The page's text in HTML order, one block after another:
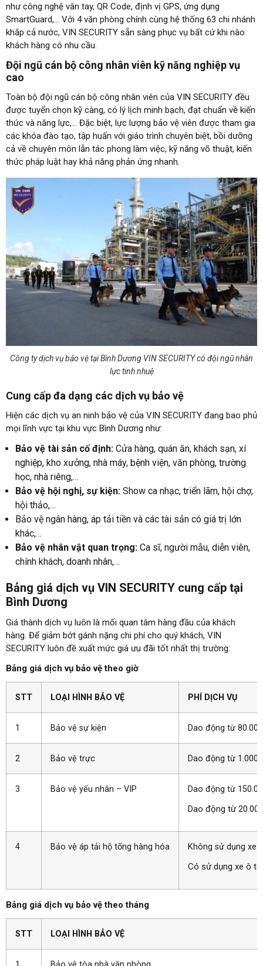
như công nghệ vân tay, QR Code, định vị GPS, ứng dụng
SmartGuard,… Với 4 văn phòng chính cùng hệ thống 63 chi nhánh
khắp cả nước, VIN SECURITY sẵn sàng phục vụ bất cứ khi nào
khách hàng có nhu cầu.
Đội ngũ cán bộ công nhân viên kỹ năng nghiệp vụ
cao
Toàn bộ đội ngũ cán bộ công nhân viên của VIN SECURITY đều
được tuyển chọn kỹ càng, có lý lịch minh bạch, đạt chuẩn về kiến
thức và năng lực,… Đặc biệt, lực lượng bảo vệ viên được tham gia
các khóa đào tạo, tập huấn với giáo trình chuyên biệt, bồi dưỡng
cả về chuyên môn lẫn tác phong làm việc, kỹ năng võ thuật, kiến
thức pháp luật hay khả năng phản ứng nhanh.
Công ty dịch vụ bảo vệ tại Bình Dương VIN SECURITY có đội ngũ nhân
lực tinh nhuệ
Cung cấp đa dạng các dịch vụ bảo vệ
Hiện các dịch vụ an ninh bảo vệ của VIN SECURITY đang bao phủ
mọi lĩnh vực tại khu vực Bình Dương như:
Bảo vệ tài sản cố định: Cửa hàng, quán ăn, khách sạn, xí
nghiệp, kho xưởng, nhà máy, bệnh viện, văn phòng, trường
học, nhà riêng,…
Bảo vệ hội nghị, sự kiện: Show ca nhạc, triển lãm, hội chợ,
hội thảo,…
Bảo vệ ngân hàng, áp tải tiền và các tài sản có giá trị lớn
khác,…
Bảo vệ nhân vật quan trọng: Ca sĩ, người mẫu, diễn viên,
chính khách, doanh nhân,…
Bảng giá dịch vụ VIN SECURITY cung cấp tại
Bình Dương
Giá thành dịch vụ luôn là mối quan tâm hàng đầu của khách
hàng. Để giảm bớt gánh nặng chi phí cho quý khách, VIN
SECURITY luôn đề xuất mức giá ưu đãi tốt nhất thị trường:
Bảng giá dịch vụ bảo vệ theo giờ
STT LOẠI HÌNH BẢO VỆ PHÍ DỊCH VỤ
1 Bảo vệ sự kiện Dao động từ
2 Bảo vệ trực Dao động từ
3 Bảo vệ yếu nhân – VIP Dao động từ
Dao động từ
4 Bảo vệ áp tải hộ tống hàng hóa Không sử dụng xe
Có sử dụng xe ô
Bảng giá dịch vụ bảo vệ theo tháng
STT LOẠI HÌNH BẢO VỆ